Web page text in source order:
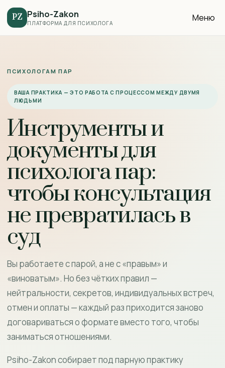
PZ Psiho-Zakon
ПЛАТФОРМА ДЛЯ ПСИХОЛОГА Меню
ПСИХОЛОГАМ ПАР
ВАША ПРАКТИКА — ЭТО РАБОТА С ПРОЦЕССОМ МЕЖДУ ДВУМЯ
ЛЮДЬМИ
Инструменты и
документы для
психолога пар:
чтобы консультация
не превратилась в
суд
Вы работаете с парой, а не с «правым» и
«виноватым». Но без чётких правил —
нейтральности, секретов, индивидуальных встреч,
отмен и оплаты — каждый раз приходится заново
договариваться о формате вместо того, чтобы
заниматься отношениями.
Psiho-Zakon собирает под парную практику